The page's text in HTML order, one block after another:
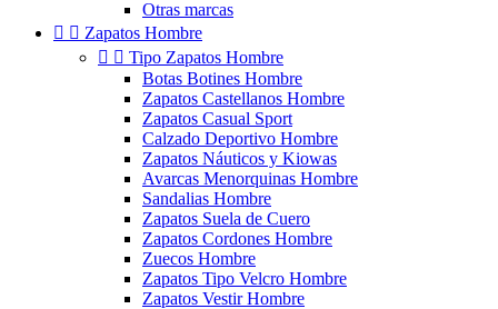
Otras marcas
  Zapatos Hombre
  Tipo Zapatos Hombre
Botas Botines Hombre
Zapatos Castellanos Hombre
Zapatos Casual Sport
Calzado Deportivo Hombre
Zapatos Náuticos y Kiowas
Avarcas Menorquinas Hombre
Sandalias Hombre
Zapatos Suela de Cuero
Zapatos Cordones Hombre
Zuecos Hombre
Zapatos Tipo Velcro Hombre
Zapatos Vestir Hombre